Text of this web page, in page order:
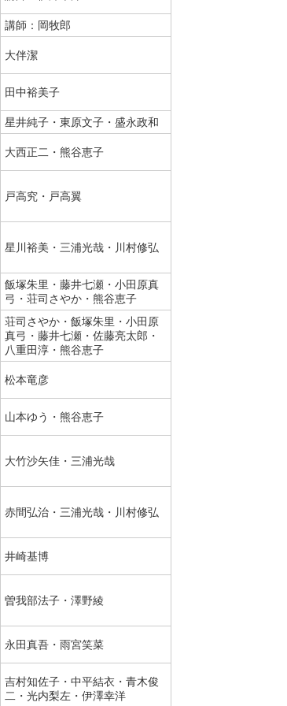
講師：岡牧郎
大伴潔
田中裕美子
星井純子・東原文子・盛永政和
大西正二・熊谷恵子
戸高究・戸高翼
星川裕美・三浦光哉・川村修弘
飯塚朱里・藤井七瀬・小田原真
弓・荘司さやか・熊谷恵子
荘司さやか・飯塚朱里・小田原
真弓・藤井七瀬・佐藤亮太郎・
八重田淳・熊谷恵子
松本竜彦
山本ゆう・熊谷恵子
大竹沙矢佳・三浦光哉
赤間弘治・三浦光哉・川村修弘
井崎基博
曽我部法子・澤野綾
永田真吾・雨宮笑菜
吉村知佐子・中平結衣・青木俊
二・光内梨左・伊澤幸洋